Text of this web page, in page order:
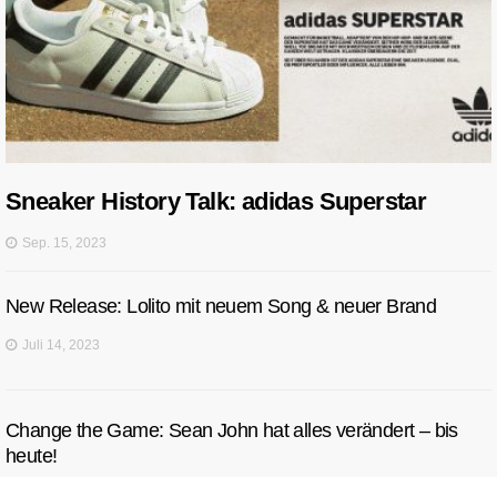
Sneaker History Talk: adidas Superstar
Sep. 15, 2023
New Release: Lolito mit neuem Song & neuer Brand
Juli 14, 2023
Change the Game: Sean John hat alles verändert – bis
heute!